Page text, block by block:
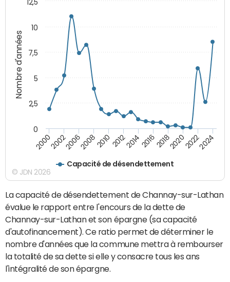
Nombre d'années
Capacité de désendettement
20002002200620082010 2012201420162018202020222024
0
2,5
5
7,5
10
12,5
© JDN 2026
La capacité de désendettement de Channay-sur-Lathan
évalue le rapport entre l'encours de la dette de
Channay-sur-Lathan et son épargne (sa capacité
d'autofinancement). Ce ratio permet de déterminer le
nombre d'années que la commune mettra à rembourser
la totalité de sa dette si elle y consacre tous les ans
l'intégralité de son épargne.